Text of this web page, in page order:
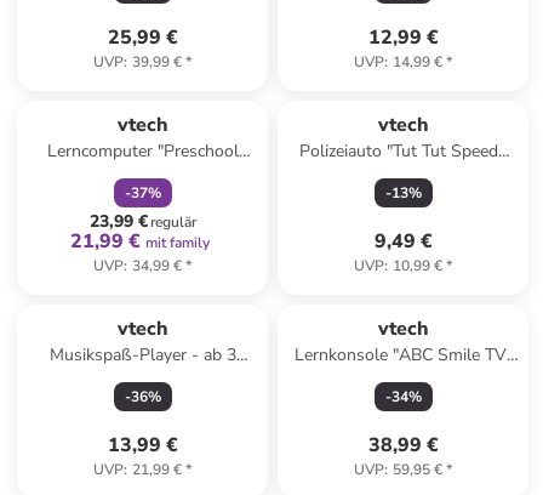
25,99 €
UVP: 39,99 €*
12,99 €
UVP: 14,99 €*
vtech
Lerncomputer "Preschool
Colour" - ab 7 Jahren
-37%
23,99 €regulär
21,99 € mit family
UVP: 34,99 €*
vtech
Polizeiauto "Tut Tut Speedy
Flitzer" - ab 2 Jahren
-13%
9,49 €
UVP: 10,99 €*
vtech
Musikspaß-Player - ab 3
Jahren
-36%
13,99 €
UVP: 21,99 €*
vtech
Lernkonsole "ABC Smile TV"
in Rosa - ab 3 Jahren
-34%
38,99 €
UVP: 59,95 €*